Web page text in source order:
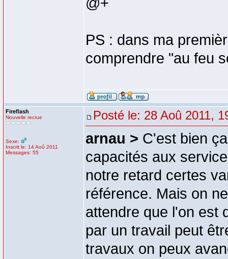
PS : dans ma
comprendre "au feu
Fireflash
Nouvelle recrue
Sexe:
Inscrit le: 14 Aoû 2011
Messages: 55
Posté le: 28 Aoû 2011,
arnau > C'est bien
capacités aux
notre retard certes
référence. Mais on
attendre que l'on est
par un travail peut
travaux on peux